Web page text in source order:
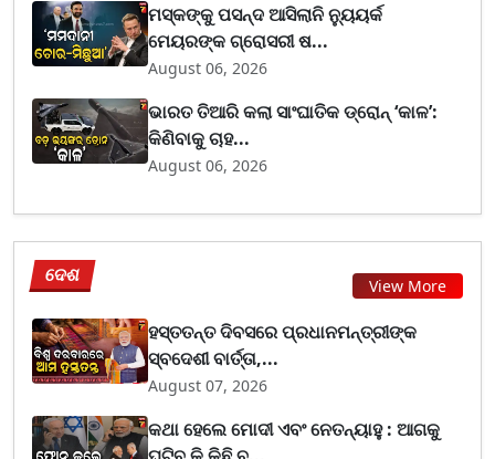
ମସ୍କଙ୍କୁ ପସନ୍ଦ ଆସିଲାନି ନ୍ୟୁୟର୍କ
ମେୟରଙ୍କ ଗ୍ରୋସରୀ ଷ...
August 06, 2026
ଭାରତ ତିଆରି କଲା ସାଂଘାତିକ ଡ୍ରୋନ୍ ‘କାଳ’:
କିଣିବାକୁ ଚାହ...
August 06, 2026
ଦେଶ View More
ହସ୍ତତନ୍ତ ଦିବସରେ ପ୍ରଧାନମନ୍ତ୍ରୀଙ୍କ
ସ୍ବଦେଶୀ ବାର୍ତ୍ତା,...
August 07, 2026
କଥା ହେଲେ ମୋଦୀ ଏବଂ ନେତନ୍ୟାହୁ : ଆଗକୁ